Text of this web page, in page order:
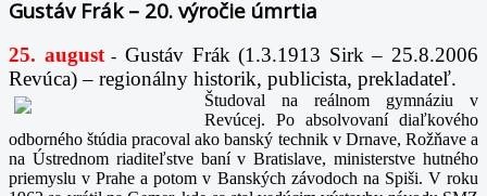
Gustáv Frák – 20. výročie úmrtia
25. august- Gustáv Frák (1.3.1913 Sirk – 25.8.2006
Revúca) – regionálny historik, publicista, prekladateľ.
Študoval na reálnom gymnáziu v
Revúcej. Po absolvovaní diaľkového
odborného štúdia pracoval ako banský technik v Drnave, Rožňave a
na Ústrednom riaditeľstve baní v Bratislave, ministerstve hutného
priemyslu v Prahe a potom v Banských závodoch na Spiši. V roku